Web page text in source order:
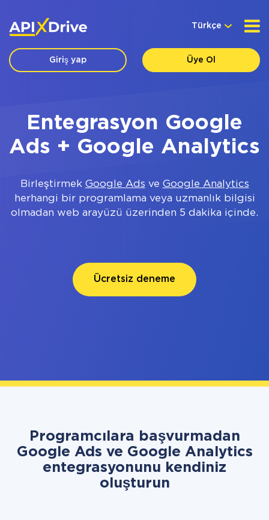
Türkçe
Giriş yap Üye Ol
Entegrasyon Google
Ads + Google Analytics
Birleştirmek Google Ads ve Google Analytics
herhangi bir programlama veya uzmanlık bilgisi
olmadan web arayüzü üzerinden 5 dakika içinde.
Ücretsiz deneme
Programcılara başvurmadan
Google Ads ve Google Analytics
entegrasyonunu kendiniz
oluşturun